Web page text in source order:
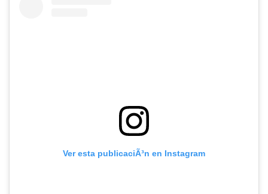
Ver esta publicaciÃ³n en Instagram